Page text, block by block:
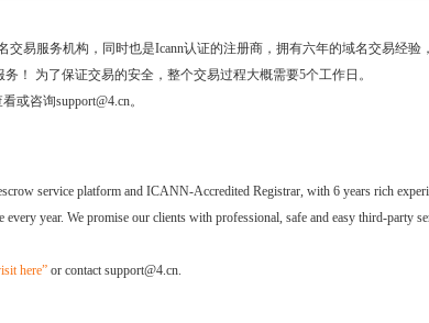
交易服务机构，同时也是Icann认证的注册商，拥有六年的域名交易经
！ 为了保证交易的安全，整个交易过程大概需要5个工作日。
或咨询support@4.cn。
service platform and ICANN-Accredited Registrar, with 6 years rich
year. We promise our clients with professional, safe and easy third-party
here” or contact support@4.cn.